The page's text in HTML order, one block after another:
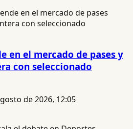
en el mercado de pases y
con seleccionado
de 2026, 12:05